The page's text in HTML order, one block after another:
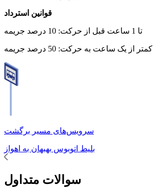
قوانین استرداد
تا 1 ساعت قبل از حرکت: 10 درصد جریمه
کمتر از یک ساعت به حرکت: 50 درصد جریمه
سرویس‌های مسیر برگشت
بلیط اتوبوس بهبهان به اهواز
سوالات متداول